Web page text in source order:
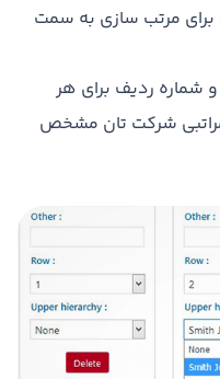
برای مرتب سازی به سمت
و شماره ردیف برای هر
شرکت تان مشخص